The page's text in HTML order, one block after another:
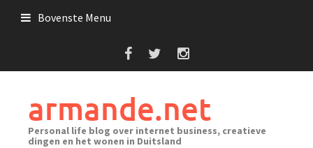
Bovenste Menu
armande.net
Personal life blog over internet business, creatieve
dingen en het wonen in Duitsland